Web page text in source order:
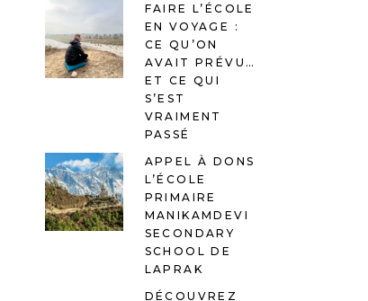
FAIRE L’ÉCOLE
EN VOYAGE :
CE QU’ON
AVAIT PRÉVU…
ET CE QUI
S’EST
VRAIMENT
PASSÉ
APPEL À DONS
L’ÉCOLE
PRIMAIRE
MANIKAMDEVI
SECONDARY
SCHOOL DE
LAPRAK
DÉCOUVREZ